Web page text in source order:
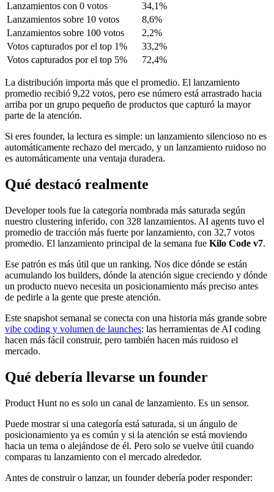
Lanzamientos con 0 votos
34,1%
Lanzamientos sobre 10 votos
8,6%
Lanzamientos sobre 100 votos
2,2%
Votos capturados por el top 1%
33,2%
Votos capturados por el top 5%
72,4%
La distribución importa más que el promedio. El lanzamiento
promedio recibió 9,22 votos, pero ese número está arrastrado hacia
arriba por un grupo pequeño de productos que capturó la mayor
parte de la atención.
Si eres founder, la lectura es simple: un lanzamiento silencioso no es
automáticamente rechazo del mercado, y un lanzamiento ruidoso no
es automáticamente una ventaja duradera.
Qué destacó realmente
Developer tools fue la categoría nombrada más saturada según
nuestro clustering inferido, con 328 lanzamientos. AI agents tuvo el
promedio de tracción más fuerte por lanzamiento, con 32,7 votos
promedio. El lanzamiento principal de la semana fue Kilo Code v7.
Ese patrón es más útil que un ranking. Nos dice dónde se están
acumulando los builders, dónde la atención sigue creciendo y dónde
un producto nuevo necesita un posicionamiento más preciso antes
de pedirle a la gente que preste atención.
Este snapshot semanal se conecta con una historia más grande sobre
vibe coding y volumen de launches: las herramientas de AI coding
hacen más fácil construir, pero también hacen más ruidoso el
mercado.
Qué debería llevarse un founder
Product Hunt no es solo un canal de lanzamiento. Es un sensor.
Puede mostrar si una categoría está saturada, si un ángulo de
posicionamiento ya es común y si la atención se está moviendo
hacia un tema o alejándose de él. Pero solo se vuelve útil cuando
comparas tu lanzamiento con el mercado alrededor.
Antes de construir o lanzar, un founder debería poder responder: